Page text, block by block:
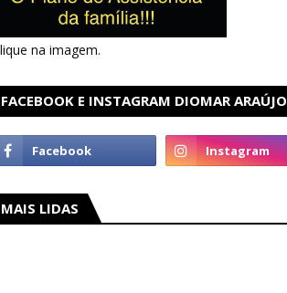
na imagem.
FACEBOOK E INSTAGRAM DIOMAR ARAÚJO
MAIS LIDAS